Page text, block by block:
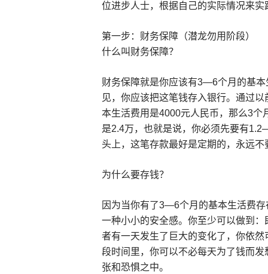
位进步人士，根据自己的实际情况来
第一步：财务保障（潜龙勿用阶段）
什么叫财务保障？
财务保障就是你应该有3—6个月的基
见，你应该把这笔钱存入银行。通过
本生活费用是4000元人民币，那么3个
是2.4万，也就是说，你必须先要有
头上，这笔存款最好是定期的，永远
为什么要存钱？
因为当你有了3—6个月的基本生活费
一种小小的安全感。你至少可以做到
者有一天发生了巨大的变化了，你依
段时间里，你可以不必每天为了钱而
张和恐惧之中。